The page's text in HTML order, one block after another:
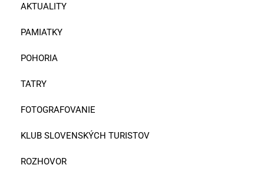
AKTUALITY
PAMIATKY
POHORIA
TATRY
FOTOGRAFOVANIE
KLUB SLOVENSKÝCH TURISTOV
ROZHOVOR